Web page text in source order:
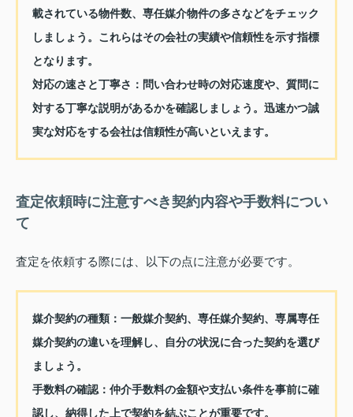
載されている物件数、専任媒介物件の多さなどをチェック
しましょう。これらはその会社の実績や信頼性を示す指標
となります。
対応の速さと丁寧さ ：問い合わせ時の対応速度や、質問に
対する丁寧な説明があるかを確認しましょう。迅速かつ誠
実な対応をする会社は信頼性が高いといえます。
査定依頼時に注意すべき契約内容や手数料につい
て
査定を依頼する際には、以下の点に注意が必要です。
媒介契約の種類：一般媒介契約、専任媒介契約、専属専任
媒介契約の違いを理解し、自分の状況に合った契約を選び
ましょう。
手数料の確認：仲介手数料の金額や支払い条件を事前に確
認し、納得した上で契約を結ぶことが重要です。